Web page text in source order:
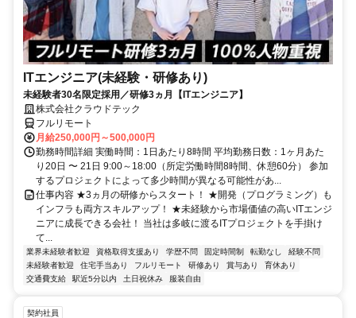
ITエンジニア(未経験・研修あり)
未経験者30名限定採用／研修3ヵ月【ITエンジニア】
株式会社クラウドテック
フルリモート
月給250,000円～500,000円
勤務時間詳細 実働時間：1日あたり8時間 平均勤務日数：1ヶ月あた
り20日 〜 21日 9:00～18:00（所定労働時間8時間、休憩60分） 参加
するプロジェクトによって多少時間が異なる可能性があ...
仕事内容 ★3ヵ月の研修からスタート！ ★開発（プログラミング）も
インフラも両方スキルアップ！ ★未経験から市場価値の高いITエンジ
ニアに成長できる会社！ 当社は多岐に渡るITプロジェクトを手掛け
て...
業界未経験者歓迎 資格取得支援あり 学歴不問 固定時間制 転勤なし
経験不問
未経験者歓迎
住宅手当あり フルリモート 研修あり 賞与あり
育休あり
交通費支給
駅近5分以内 土日祝休み 服装自由
契約社員